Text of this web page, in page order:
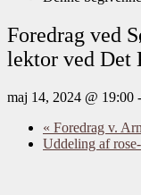
Foredrag ved
lektor ved Det
maj 14, 2024 @ 19:00 -
« Foredrag v.
Uddeling af